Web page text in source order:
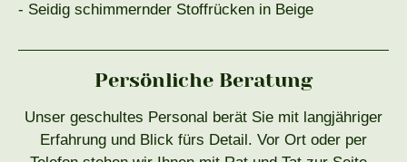
- Seidig schimmernder Stoffrücken in Beige
Persönliche Beratung
Unser geschultes Personal berät Sie mit langjähriger
Erfahrung und Blick fürs Detail. Vor Ort oder per